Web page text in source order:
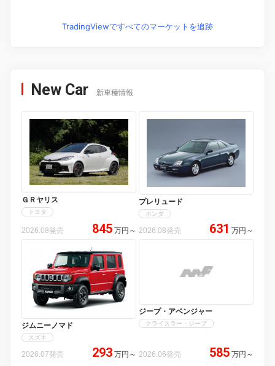
TradingViewですべてのマーケットを追跡
New Car 新車種情報
ＧＲヤリス
トヨタ
2026.08発売 845 万円 ～
プレリュード
ホンダ
2026.08発売 631 万円 ～
ジムニーノマド
スズキ
2026.07発売 293 万円 ～
ジープ・アベンジャー
クライスラー・ジープ
2026.06発売 585 万円 ～